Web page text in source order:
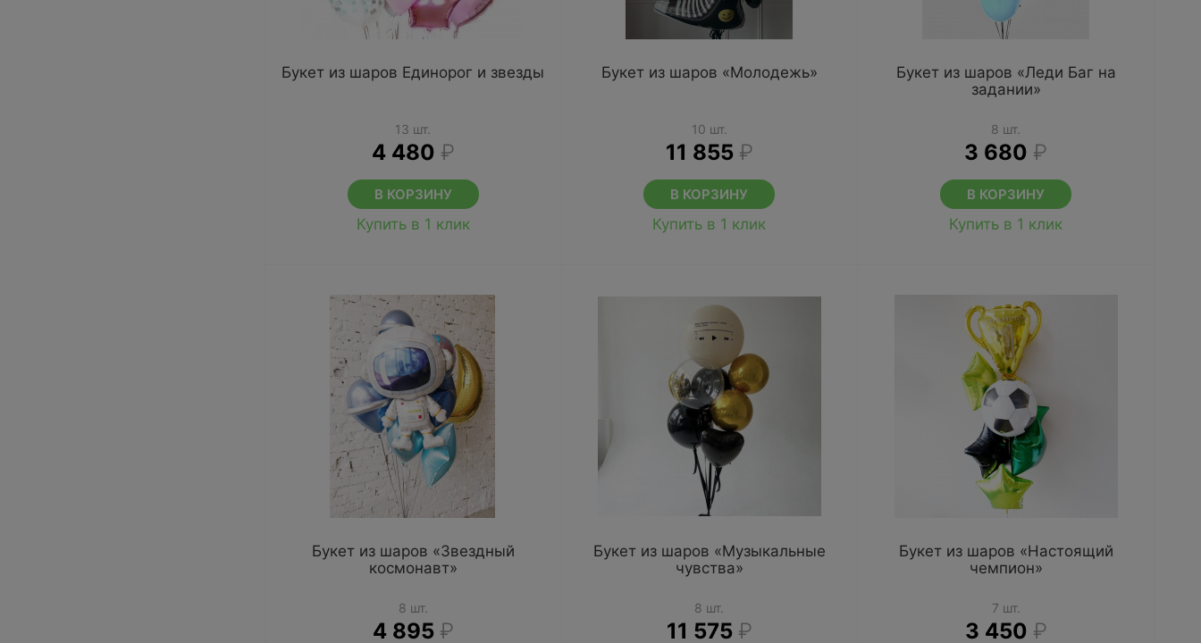
Букет из шаров Единорог и звезды
13 шт.
4 480 ₽
В КОРЗИНУ
Купить в 1 клик
Букет из шаров «Молодежь»
10 шт.
11 855 ₽
В КОРЗИНУ
Купить в 1 клик
Букет из шаров «Леди Баг на
задании»
8 шт.
3 680 ₽
В КОРЗИНУ
Купить в 1 клик
Букет из шаров «Звездный
космонавт»
8 шт.
4 895 ₽
Букет из шаров «Музыкальные
чувства»
8 шт.
11 575 ₽
Букет из шаров «Настоящий
чемпион»
7 шт.
3 450 ₽